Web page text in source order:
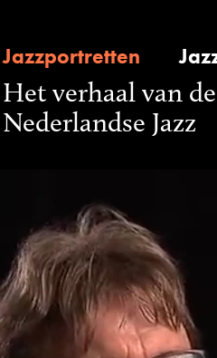
Jazzportretten
Het verhaal van de
Nederlandse Jazz